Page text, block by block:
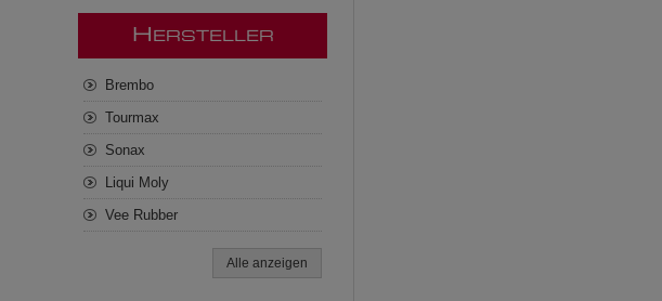
H ERSTELLER
Brembo
Tourmax
Sonax
Liqui Moly
Vee Rubber
Alle anzeigen